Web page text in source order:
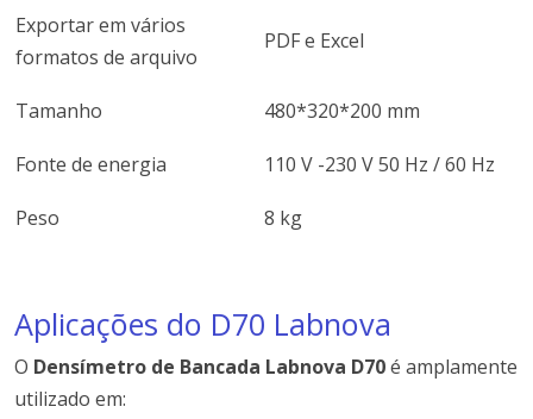
Exportar em vários
formatos de arquivo
PDF e Excel
Tamanho 480*320*200 mm
Fonte de energia 110 V -230 V 50 Hz / 60 Hz
Peso 8 kg
Aplicações do D70 Labnova
O Densímetro de Bancada Labnova D70é amplamente
utilizado em: